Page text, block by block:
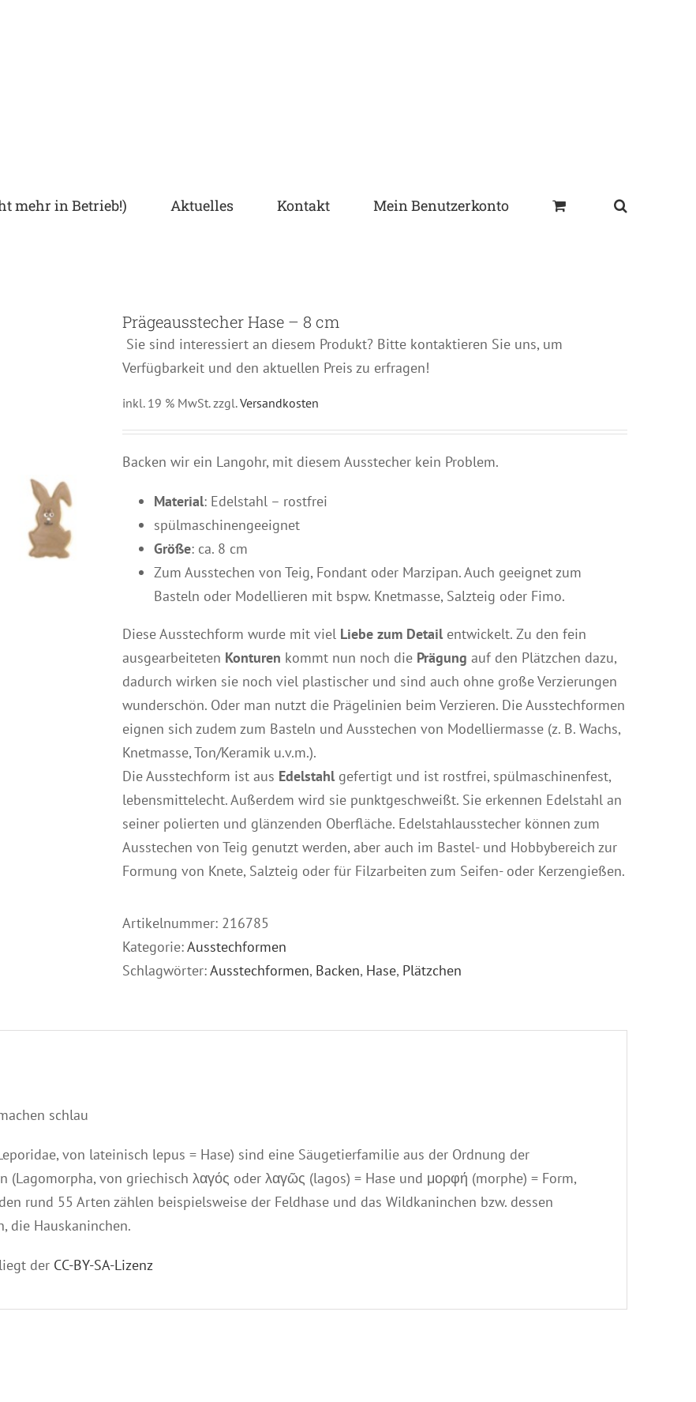
mehr in Betrieb!) Aktuelles Kontakt Mein Benutzerkonto
Prägeausstecher Hase – 8 cm
Sie sind interessiert an diesem Produkt? Bitte kontaktieren Sie uns, um
Verfügbarkeit und den aktuellen Preis zu erfragen!
inkl. 19 % MwSt. zzgl.Versandkosten
Backen wir ein Langohr, mit diesem Ausstecher kein Problem.
Material: Edelstahl – rostfrei
spülmaschinengeeignet
Größe: ca. 8 cm
Zum Ausstechen von Teig, Fondant oder Marzipan. Auch geeignet zum
Basteln oder Modellieren mit bspw. Knetmasse, Salzteig oder Fimo.
Diese Ausstechform wurde mit viel Liebe zum Detailentwickelt. Zu den fein
ausgearbeiteten Konturen kommt nun noch die Prägung auf den Plätzchen dazu,
dadurch wirken sie noch viel plastischer und sind auch ohne große Verzierungen
wunderschön. Oder man nutzt die Prägelinien beim Verzieren. Die Ausstechformen
eignen sich zudem zum Basteln und Ausstechen von Modelliermasse (z. B. Wachs,
Knetmasse, Ton/Keramik u.v.m.).
Die Ausstechform ist aus Edelstahlgefertigt und ist rostfrei, spülmaschinenfest,
lebensmittelecht. Außerdem wird sie punktgeschweißt. Sie erkennen Edelstahl an
seiner polierten und glänzenden Oberfläche. Edelstahlausstecher können zum
Ausstechen von Teig genutzt werden, aber auch im Bastel- und Hobbybereich zur
Formung von Knete, Salzteig oder für Filzarbeiten zum Seifen- oder Kerzengießen.
Artikelnummer: 216785
Kategorie:Ausstechformen
Schlagwörter:Ausstechformen, Backen, Hase, Plätzchen
schlau
von lateinisch lepus = Hase) sind eine Säugetierfamilie aus der Ordnung der
(Lagomorpha, von griechisch λαγός oder λαγῶς (lagos) = Hase und μορφή (morphe) = Form,
rund 55 Arten zählen beispielsweise der Feldhase und das Wildkaninchen bzw. dessen
die Hauskaninchen.
der CC-BY-SA-Lizenz